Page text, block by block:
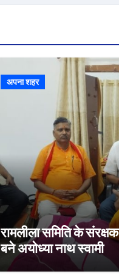
अपना शहर
रामलीला समिति के संरक्षक
बने अयोध्या नाथ स्वामी